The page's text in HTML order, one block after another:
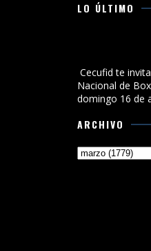
LO ÚLTIMO
Cecufid te
Nacional de
domingo 16 de
ARCHIVO